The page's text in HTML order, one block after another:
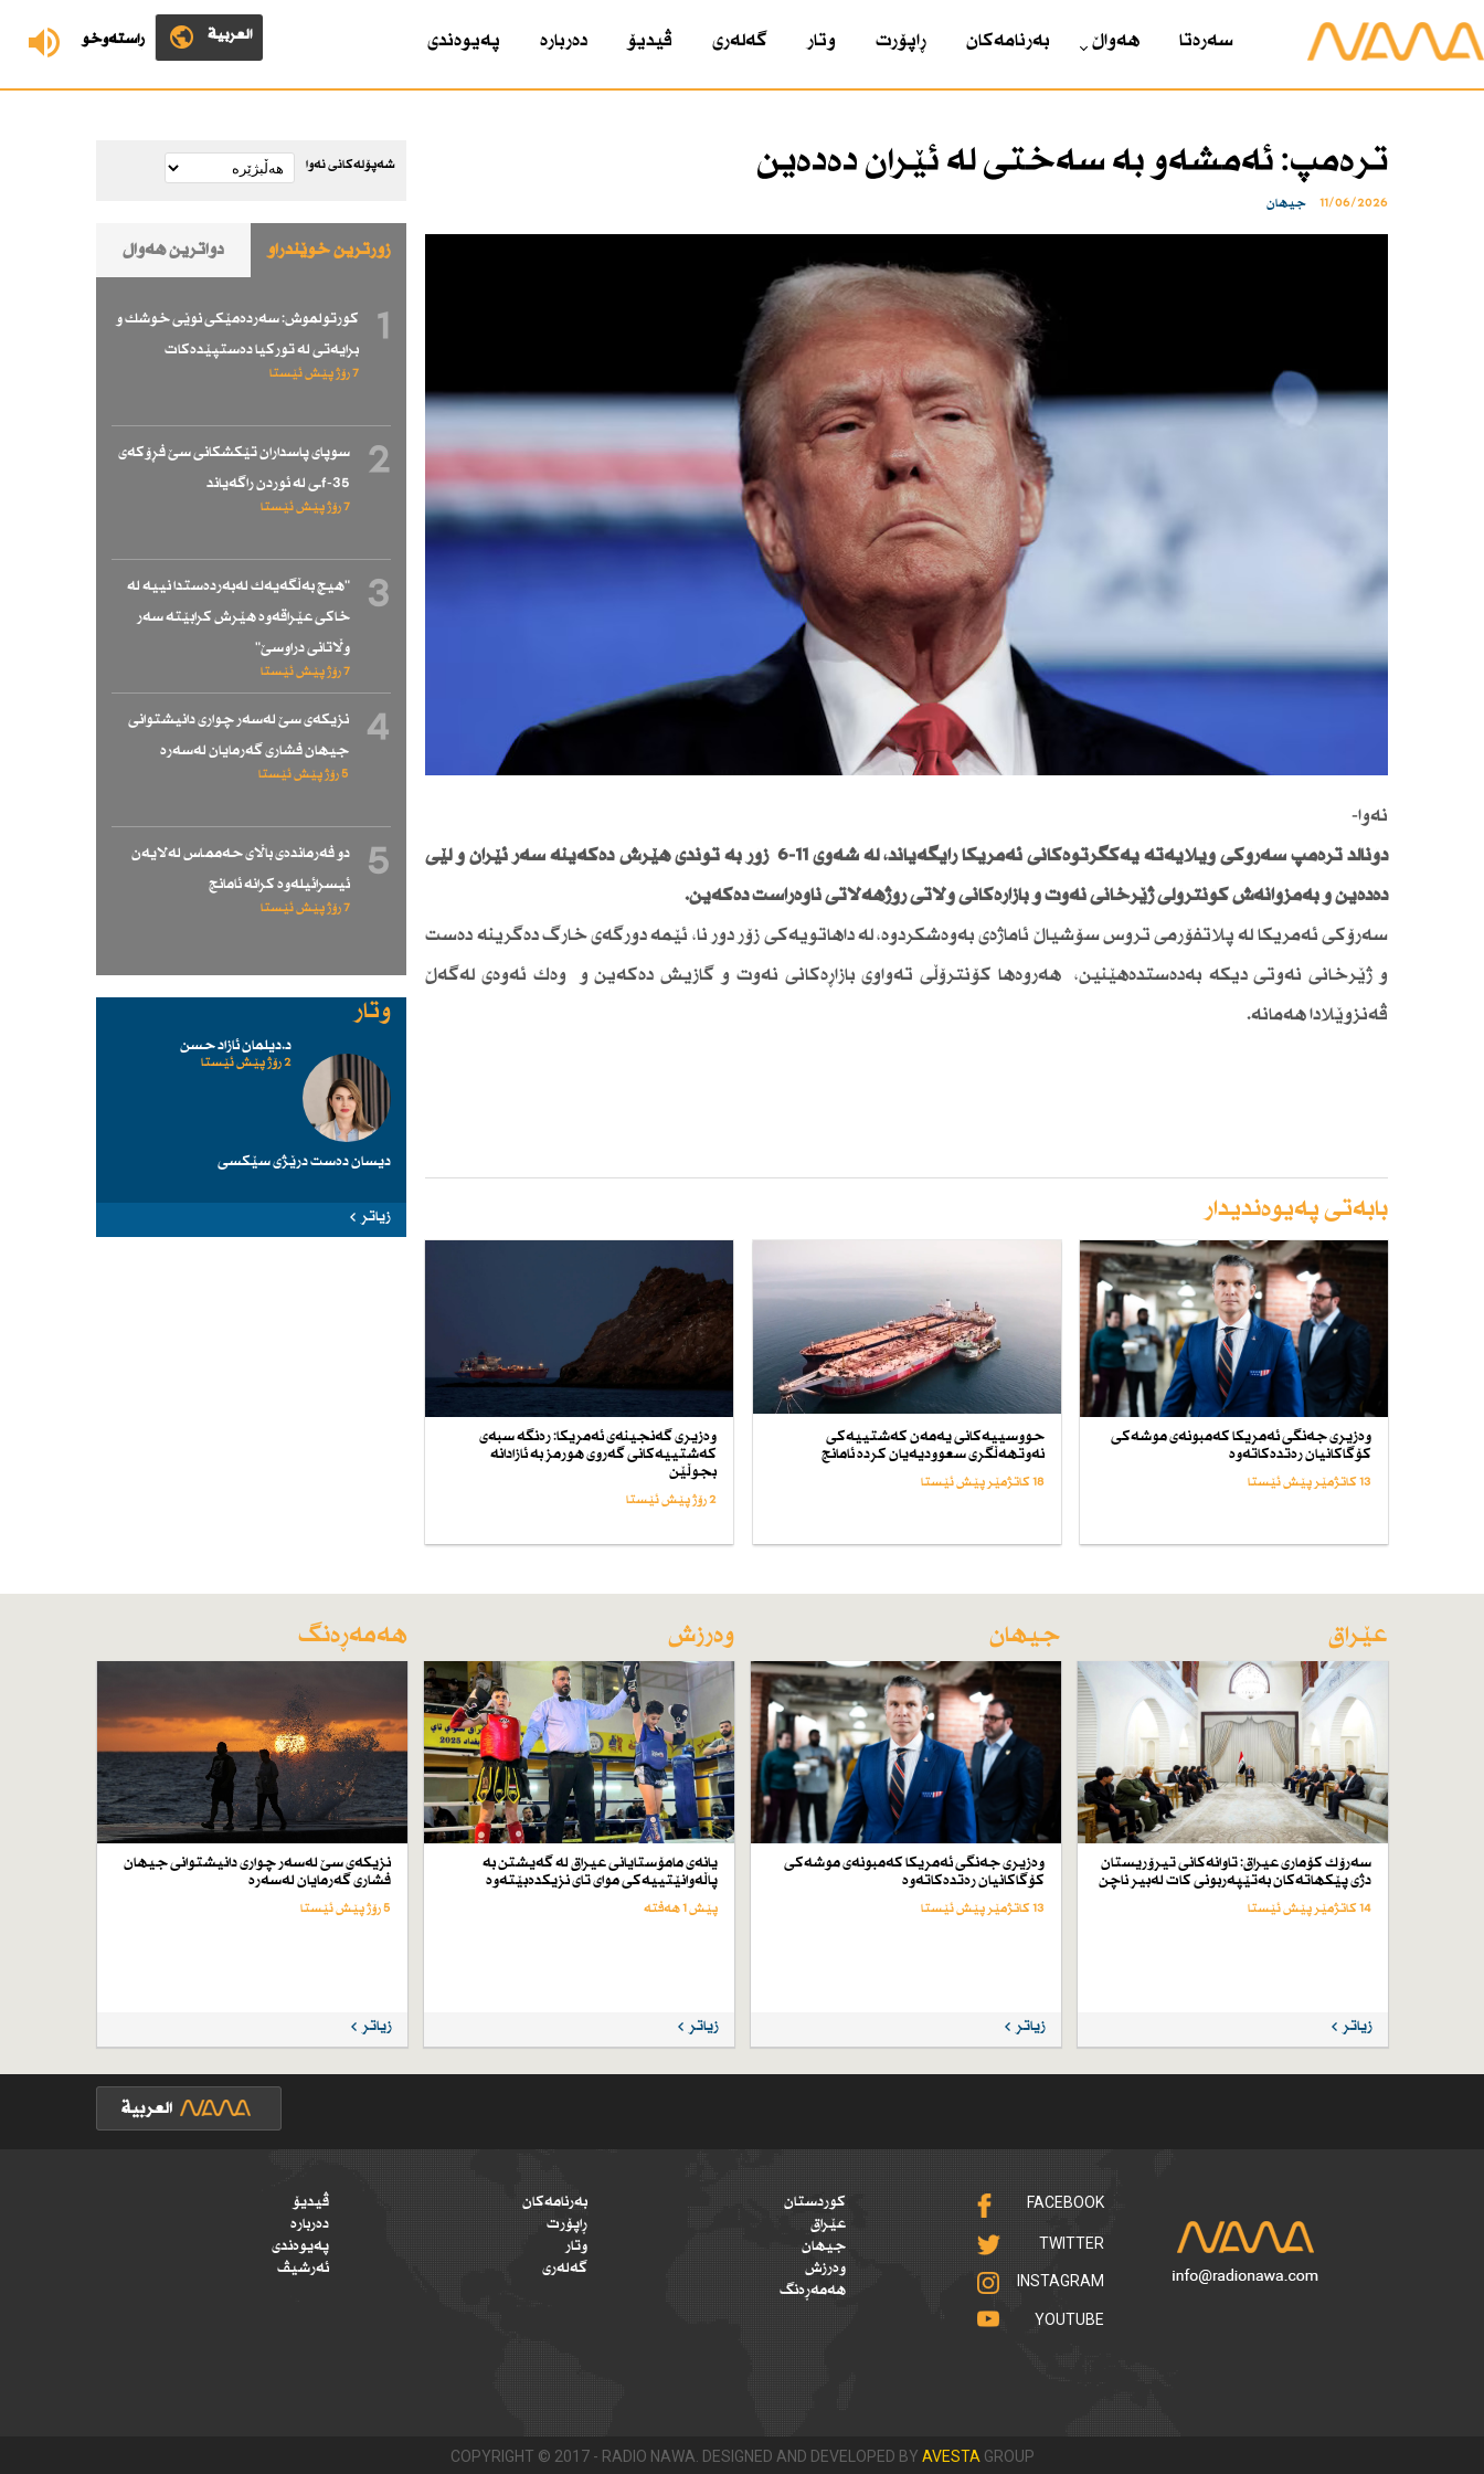
ڕاستەوخۆ العربية سەرەتا هەواڵ بەرنامەکان ڕاپۆرت وتار گەلەری ڤیدیۆ دەربارە پەیوەندی
ترەمپ: ئەمشەو بە سەختی لە ئێران دەدەین
11/06/2026 جیهان
نەوا-
دۆناڵد ترەمپ سەرۆكی ویلایەتە یەكگرتوەكانی ئەمریكا رایگەیاند، لە شەوی 11-6 زۆر بە توندی هێرش دەكەینە سەر ئێران و لێی
دەدەین و بەمزوانەش كۆنترۆڵی ژێرخانی نەوت و بازاڕەكانی وڵاتی رۆژهەڵاتی ناوەڕاست دەكەین.
سەرۆكی ئەمریكا لە پلاتفۆرمی تروس سۆشیاڵ ئاماژەی بەوەشكردوە، لە داهاتویەكی زۆر دور نا، ئێمە دورگەی خارگ دەگرینە دەست
و ژێرخانی نەوتی دیكە بەدەستدەهێنین، هەروەها كۆنترۆڵی تەواوی بازاڕەكانی نەوت و گازیش دەكەین و وەك ئەوەی لەگەڵ
ڤەنزوێلادا هەمانە.
بابەتی پەیوەندیدار
وەزیری جەنگی ئەمریكا كەمبونەی موشەكی
كۆگاكانیان رەتدەكاتەوە
13 کاتژمێر پێش ئێستا
حووسییەكانی یەمەن كەشتییەكی
نەوتهەڵگری سعوودیەیان كردە ئامانج
18 کاتژمێر پێش ئێستا
وەزیری گەنجینەی ئەمریكا: رەنگە سبەی
كەشتییەكانی گەروی هورمز بە ئازادانە
بجوڵێن
2 رۆژ پێش ئێستا
شەپۆلەکانی نەوا
زۆرترین خوێندراو دواترین هەواڵ
1
كورتولموش: سەردەمێكی نوێی خوشك و
برایەتی لە توركیا دەستپێدەكات
7 رۆژ پێش ئێستا
2
سوپای پاسداران تێكشكانی سێ فڕۆكەی
f-35ـی لە ئوردن راگەیاند
7 رۆژ پێش ئێستا
3
"هیچ بەڵگەیەك لەبەردەستدا نییە لە
خاكی عێراقەوە هێرش كرابێتە سەر
وڵاتانی دراوسێ"
7 رۆژ پێش ئێستا
4
نزیكەی سێ لەسەر چواری دانیشتوانی
جیهان فشاری گەرمایان لەسەرە
5 رۆژ پێش ئێستا
5
دو فەرماندەی باڵای حەممـاس لەلایەن
ئیسرائیلەوە كرانە ئامانج
7 رۆژ پێش ئێستا
وتار
د.دیلمان ئازاد حسن
2 رۆژ پێش ئێستا
دیسان دەست درێژی سێكسی
زیاتر
عێراق
سەرۆك كۆماری عیراق: تاوانەكانی تیرۆریستان
دژی پێكهاتەكان بەتێپەربونی كات لەبیر ناچن
14 کاتژمێر پێش ئێستا
زیاتر
جیهان
وەزیری جەنگی ئەمریكا كەمبونەی موشەكی
كۆگاكانیان رەتدەكاتەوە
13 کاتژمێر پێش ئێستا
زیاتر
وەرزش
یانەی مامۆستایانی عیراق لە گەیشتن بە
پاڵەوانێتییەكی موای تای نزیكدەبێتەوە
پێش 1 هەفتە
زیاتر
هەمەڕەنگ
نزیكەی سێ لەسەر چواری دانیشتوانی جیهان
فشاری گەرمایان لەسەرە
5 رۆژ پێش ئێستا
زیاتر
FACEBOOK
TWITTER
INSTAGRAM
YOUTUBE
کوردستان
عێراق
جیهان
وەرزش
هەمەڕەنگ
بەرنامەکان
ڕاپۆرت
وتار
گەلەری
ڤیدیۆ
دەربارە
پەیوەندی
ئەرشیڤ
COPYRIGHT © 2017 - RADIO NAWA. DESIGNED AND DEVELOPED BY AVESTAGROUP